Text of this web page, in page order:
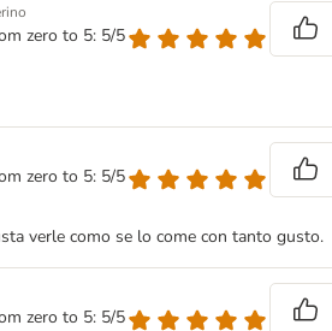
zero to 5: 5/5
zero to 5: 5/5
verle como se lo come con tanto gusto.
zero to 5: 5/5